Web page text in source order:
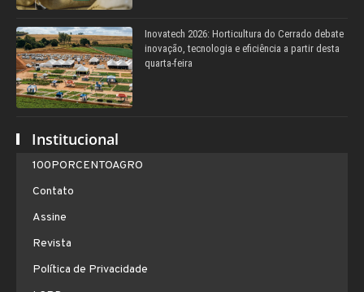
Inovatech 2026: Horticultura do Cerrado debate
inovação, tecnologia e eficiência a partir desta
quarta-feira
Institucional
100PORCENTOAGRO
Contato
Assine
Revista
Política de Privacidade